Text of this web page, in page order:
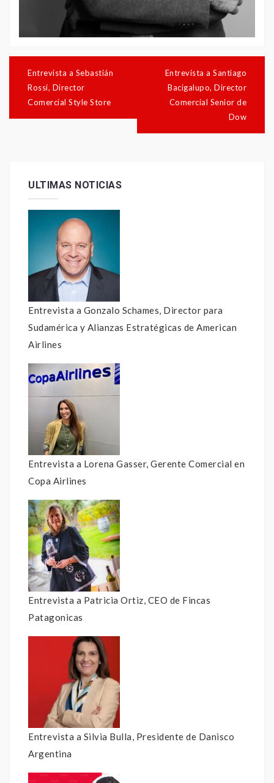
entradas
Entrevista a Sebastián
Rossi, Director
Comercial Style Store
Entrevista a Santiago
Bacigalupo, Director
Comercial Senior de
Dow
ULTIMAS NOTICIAS
Entrevista a Gonzalo Schames, Director para
Sudamérica y Alianzas Estratégicas de American
Airlines
Entrevista a Lorena Gasser, Gerente Comercial en
Copa Airlines
Entrevista a Patricia Ortiz, CEO de Fincas
Patagonicas
Entrevista a Silvia Bulla, Presidente de Danisco
Argentina